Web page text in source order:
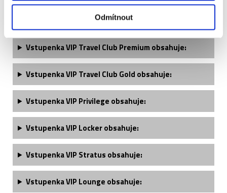
Odmítnout
Vstupenka VIP Travel Club - 1. kategorie obsahuje:
Vstupenka VIP Travel Club Premium obsahuje:
Vstupenka VIP Travel Club Gold obsahuje:
Vstupenka VIP Privilege obsahuje:
Vstupenka VIP Locker obsahuje:
Vstupenka VIP Stratus obsahuje:
Vstupenka VIP Lounge obsahuje: